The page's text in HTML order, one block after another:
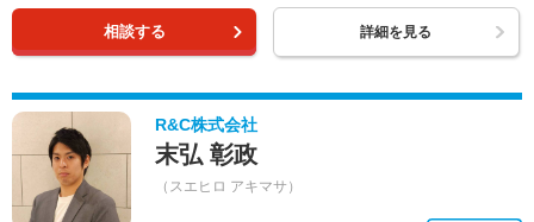
相談する 詳細を見る
R&C株式会社
末弘 彰政
（スエヒロ アキマサ）